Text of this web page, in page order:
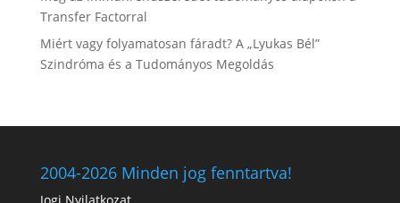
Transfer Factorral
Miért vagy folyamatosan fáradt? A „Lyukas Bél”
Szindróma és a Tudományos Megoldás
2004-2026 Minden jog fenntartva!
Jogi Nyilatkozat